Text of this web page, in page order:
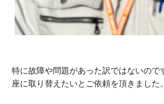
特に故障や問題があった訳ではないので
座に取り替えたいとご依頼を頂きました。